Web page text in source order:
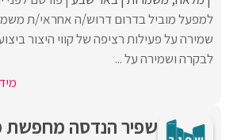
למפעל מוביל בדרום דרוש/ה אחראי/ת
שמירה על פעילות רציפה של קווי היצור
לבקרה ושמירה על ...
שפיר הנדסה מחפשת